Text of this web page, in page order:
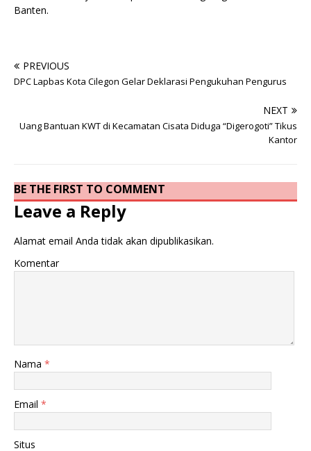
Banten.
PREVIOUS
DPC Lapbas Kota Cilegon Gelar Deklarasi Pengukuhan Pengurus
NEXT
Uang Bantuan KWT di Kecamatan Cisata Diduga “Digerogoti” Tikus
Kantor
BE THE FIRST TO COMMENT
Leave a Reply
Alamat email Anda tidak akan dipublikasikan.
Komentar
Nama *
Email *
Situs